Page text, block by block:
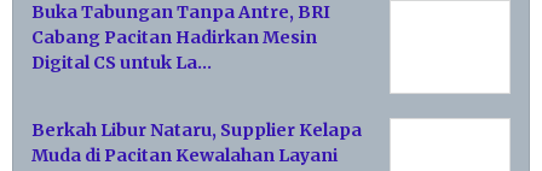
Buka Tabungan Tanpa Antre, BRI
Cabang Pacitan Hadirkan Mesin
Digital CS untuk La…
Berkah Libur Nataru, Supplier Kelapa
Muda di Pacitan Kewalahan Layani